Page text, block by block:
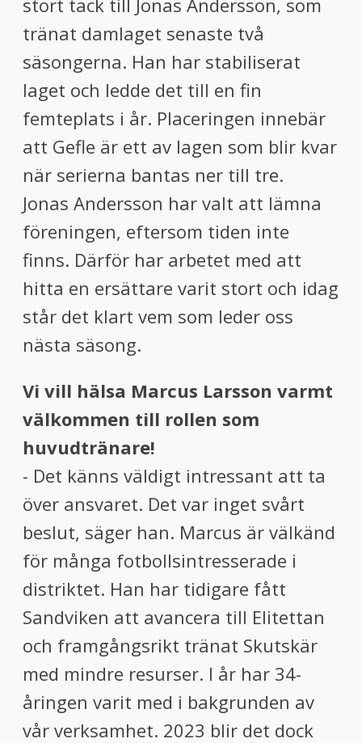
stort tack till Jonas Andersson, som
tränat damlaget senaste två
säsongerna. Han har stabiliserat
laget och ledde det till en fin
femteplats i år. Placeringen innebär
att Gefle är ett av lagen som blir kvar
när serierna bantas ner till tre.
Jonas Andersson har valt att lämna
föreningen, eftersom tiden inte
finns. Därför har arbetet med att
hitta en ersättare varit stort och idag
står det klart vem som leder oss
nästa säsong.
Vi vill hälsa Marcus Larsson varmt
välkommen till rollen som
huvudtränare!
- Det känns väldigt intressant att ta
över ansvaret. Det var inget svårt
beslut, säger han. Marcus är välkänd
för många fotbollsintresserade i
distriktet. Han har tidigare fått
Sandviken att avancera till Elitettan
och framgångsrikt tränat Skutskär
med mindre resurser. I år har 34-
åringen varit med i bakgrunden av
vår verksamhet. 2023 blir det dock